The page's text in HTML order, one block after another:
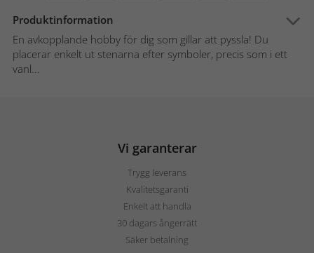
Produktinformation
En avkopplande hobby för dig som gillar att pyssla! Du
placerar enkelt ut stenarna efter symboler, precis som i ett
vanl...
Vi garanterar
Trygg leverans
Kvalitetsgaranti
Enkelt att handla
30 dagars ångerrätt
Säker betalning